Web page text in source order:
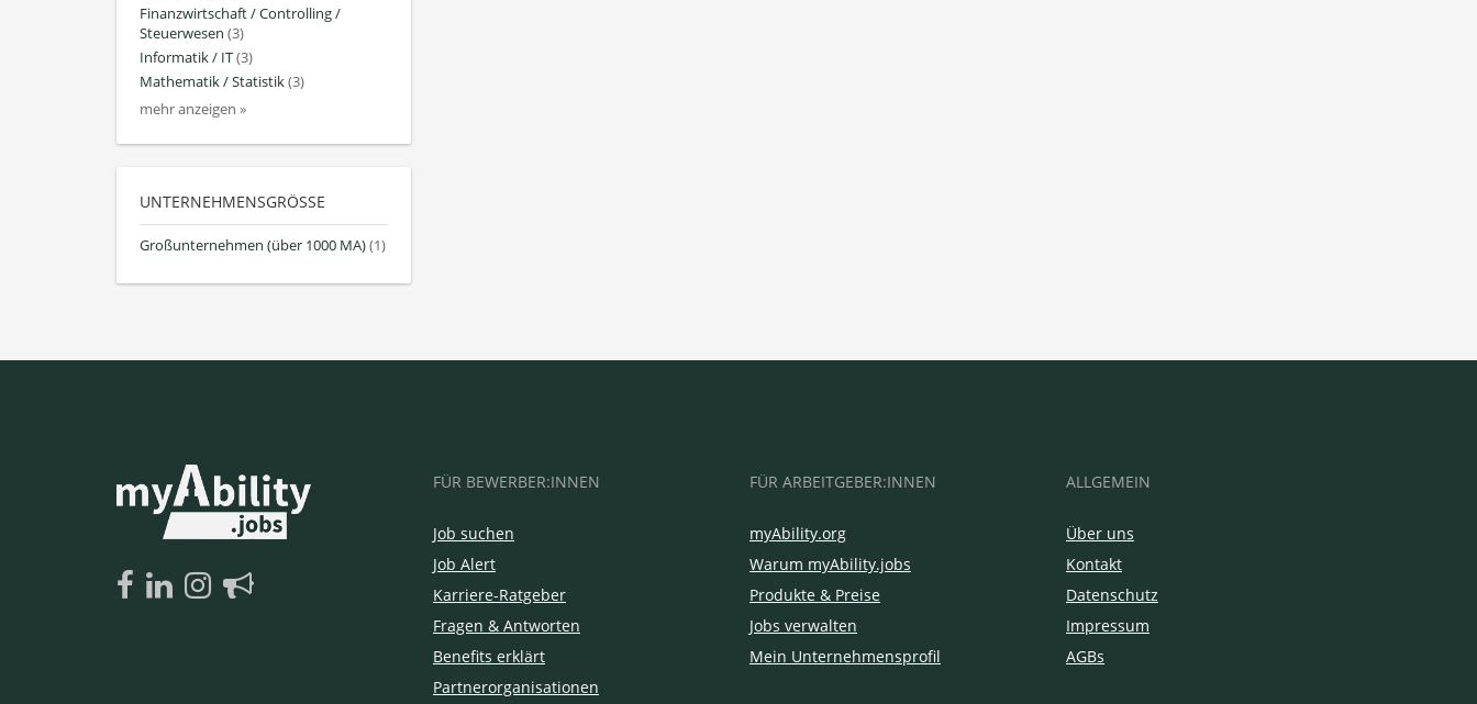
Finanzwirtschaft / Controlling /
Steuerwesen (3)
Informatik / IT(3)
Mathematik / Statistik(3)
mehr anzeigen »
UNTERNEHMENSGRÖSSE
Großunternehmen (über 1000 MA)(1)
FÜR BEWERBER:INNEN
Job suchen
Job Alert
Karriere-Ratgeber
Fragen & Antworten
Benefits erklärt
Partnerorganisationen
FÜR ARBEITGEBER:INNEN
myAbility.org
Warum myAbility.jobs
Produkte & Preise
Jobs verwalten
Mein Unternehmensprofil
ALLGEMEIN
Über uns
Kontakt
Datenschutz
Impressum
AGBs